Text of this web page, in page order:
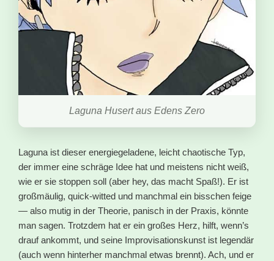
Laguna Husert aus Edens Zero
Laguna ist dieser energiegeladene, leicht chaotische Typ,
der immer eine schräge Idee hat und meistens nicht weiß,
wie er sie stoppen soll (aber hey, das macht Spaß!). Er ist
großmäulig, quick-witted und manchmal ein bisschen feige
— also mutig in der Theorie, panisch in der Praxis, könnte
man sagen. Trotzdem hat er ein großes Herz, hilft, wenn’s
drauf ankommt, und seine Improvisationskunst ist legendär
(auch wenn hinterher manchmal etwas brennt). Ach, und er